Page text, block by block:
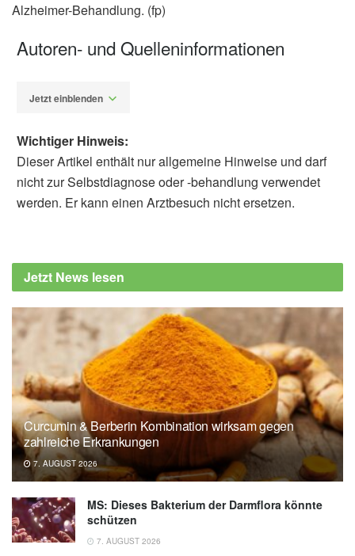
Alzheimer-Behandlung. (fp)
Autoren- und Quelleninformationen
Jetzt einblenden
Namkwon Kim, Eugene Huh, Jong Kil Lee,
Myung Sook Oh: Aerial part of Houttuynia
regulating amyloid beta accumulation and
neuroinflammation in Alzheimer's disease
model; in: Phytotherapy Research
(veröffentlicht 22.02.2023),
onlinelibrary.wiley.com
Wichtiger Hinweis:
Dieser Artikel enthält nur allgemeine Hinweise und darf
nicht zur Selbstdiagnose oder -behandlung verwendet
werden. Er kann einen Arztbesuch nicht ersetzen.
Jetzt News lesen
Curcumin & Berberin Kombination wirksam gegen
zahlreiche Erkrankungen
7. AUGUST 2026
MS: Dieses Bakterium der Darmflora könnte
schützen
7. AUGUST 2026